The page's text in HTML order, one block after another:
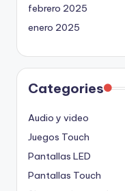
febrero 2025
enero 2025
Categories
Audio y video
Juegos Touch
Pantallas LED
Pantallas Touch